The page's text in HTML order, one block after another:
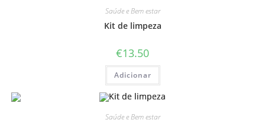
Saúde e Bem estar
Kit de limpeza
€13.50
Adicionar
Saúde e Bem estar